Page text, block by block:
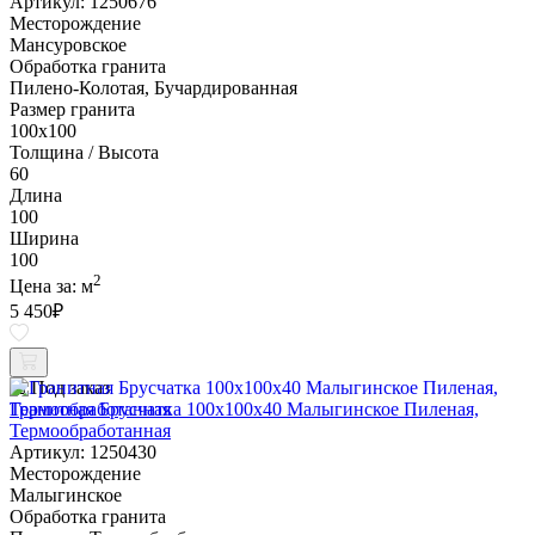
Месторождение
Мансуровское
Обработка гранита
Пилено-Колотая, Бучардированная
Размер гранита
100х100
Толщина / Высота
60
Длина
100
Ширина
100
Цена за: м2
5 450₽
Под заказ
Гранитная Брусчатка 100х100x40 Малыгинское Пиленая,
Термообработанная
Артикул: 1250430
Месторождение
Малыгинское
Обработка гранита